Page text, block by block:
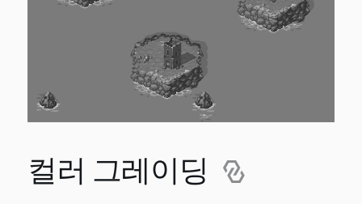
컬러 그레이딩